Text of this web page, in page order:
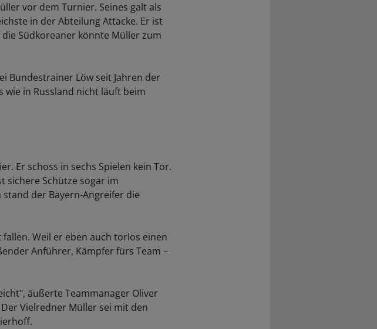
vor dem Turnier. Seines galt als
in der Abteilung Attacke. Er ist
Südkoreaner könnte Müller zum
Bundestrainer Löw seit Jahren der
wie in Russland nicht läuft beim
Er schoss in sechs Spielen kein Tor.
sichere Schütze sogar im
der Bayern-Angreifer die
Weil er eben auch torlos einen
Anführer, Kämpfer fürs Team –
äußerte Teammanager Oliver
Vielredner Müller sei mit den